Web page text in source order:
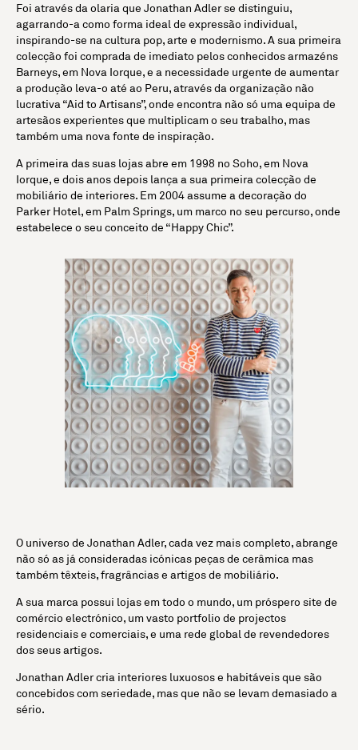
Foi através da olaria que Jonathan Adler se distinguiu,
agarrando-a como forma ideal de expressão individual,
inspirando-se na cultura pop, arte e modernismo. A sua primeira
colecção foi comprada de imediato pelos conhecidos armazéns
Barneys, em Nova Iorque, e a necessidade urgente de aumentar
a produção leva-o até ao Peru, através da organização não
lucrativa “Aid to Artisans”, onde encontra não só uma equipa de
artesãos experientes que multiplicam o seu trabalho, mas
também uma nova fonte de inspiração.
A primeira das suas lojas abre em 1998 no Soho, em Nova
Iorque, e dois anos depois lança a sua primeira colecção de
mobiliário de interiores. Em 2004 assume a decoração do
Parker Hotel, em Palm Springs, um marco no seu percurso, onde
estabelece o seu conceito de “Happy Chic”.
O universo de Jonathan Adler, cada vez mais completo, abrange
não só as já consideradas icónicas peças de cerâmica mas
também têxteis, fragrâncias e artigos de mobiliário.
A sua marca possui lojas em todo o mundo, um próspero site de
comércio electrónico, um vasto portfolio de projectos
residenciais e comerciais, e uma rede global de revendedores
dos seus artigos.
Jonathan Adler cria interiores luxuosos e habitáveis que são
concebidos com seriedade, mas que não se levam demasiado a
sério.